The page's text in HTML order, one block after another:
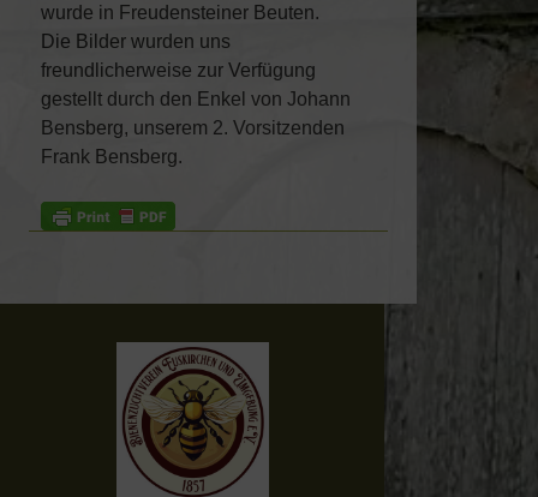
wurde in Freudensteiner Beuten.
Die Bilder wurden uns
freundlicherweise zur Verfügung
gestellt durch den Enkel von Johann
Bensberg, unserem 2. Vorsitzenden
Frank Bensberg.